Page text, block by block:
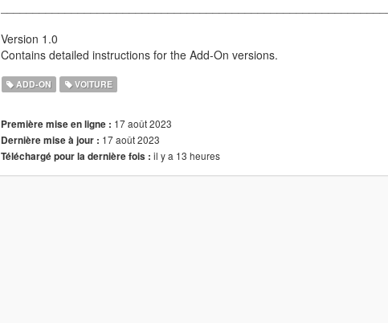
Version 1.0
Contains detailed instructions for the Add-On versions.
ADD-ON VOITURE
Première mise en ligne : 17 août 2023
Dernière mise à jour : 17 août 2023
Téléchargé pour la dernière fois : il y a 13 heures